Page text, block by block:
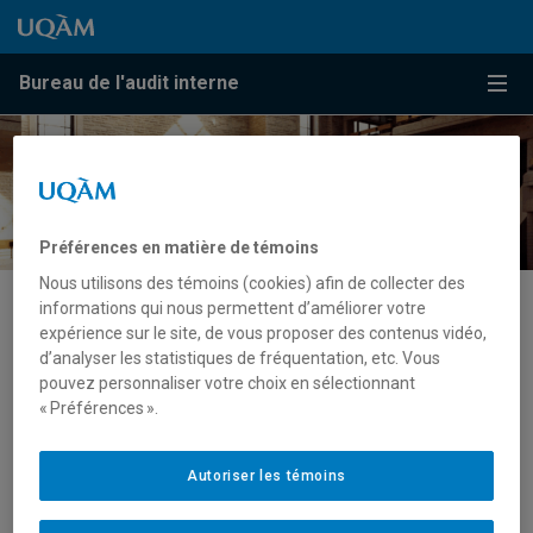
Passer au contenu
Accéder au menu principal
Accéder à la recherche
Passer au contenu
Accéder au menu principal
Bureau de l'audit interne
Uncategorized
Bienvenue sur Répertoire des actifs informationnels. Vous
Préférences en matière de témoins
Nous utilisons des témoins (cookies) afin de collecter des
informations qui nous permettent d’améliorer votre
expérience sur le site, de vous proposer des contenus vidéo,
d’analyser les statistiques de fréquentation, etc. Vous
pouvez personnaliser votre choix en sélectionnant
« Préférences ».
Autoriser les témoins